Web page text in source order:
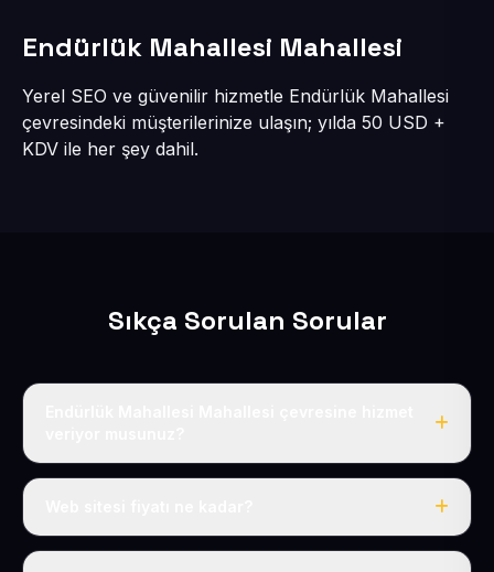
Endürlük Mahallesi Mahallesi
Yerel SEO ve güvenilir hizmetle Endürlük Mahallesi
çevresindeki müşterilerinize ulaşın; yılda 50 USD +
KDV ile her şey dahil.
Sıkça Sorulan Sorular
Evet, Endürlük Mahallesi dahil tüm Talas Köyler ve Talas
Tek fiyat: yılda 50 USD + KDV, her şey dahil.